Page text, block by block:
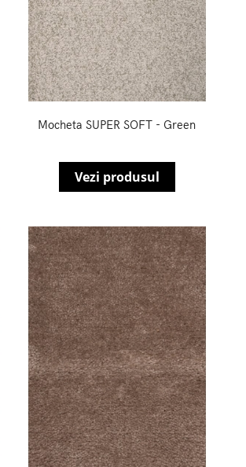
Mocheta SUPER SOFT - Green
Vezi produsul